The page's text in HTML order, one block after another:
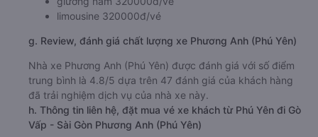
limousine 320000đ/vé
g. Review, đánh giá chất lượng xe Phương Anh (Phú Yên)
Nhà xe Phương Anh (Phú Yên) được đánh giá với số điểm
trung bình là 4.8/5 dựa trên 47 đánh giá của khách hàng
đã trải nghiệm dịch vụ của nhà xe này.
h. Thông tin liên hệ, đặt mua vé xe khách từ Phú Yên đi Gò
Vấp - Sài Gòn Phương Anh (Phú Yên)